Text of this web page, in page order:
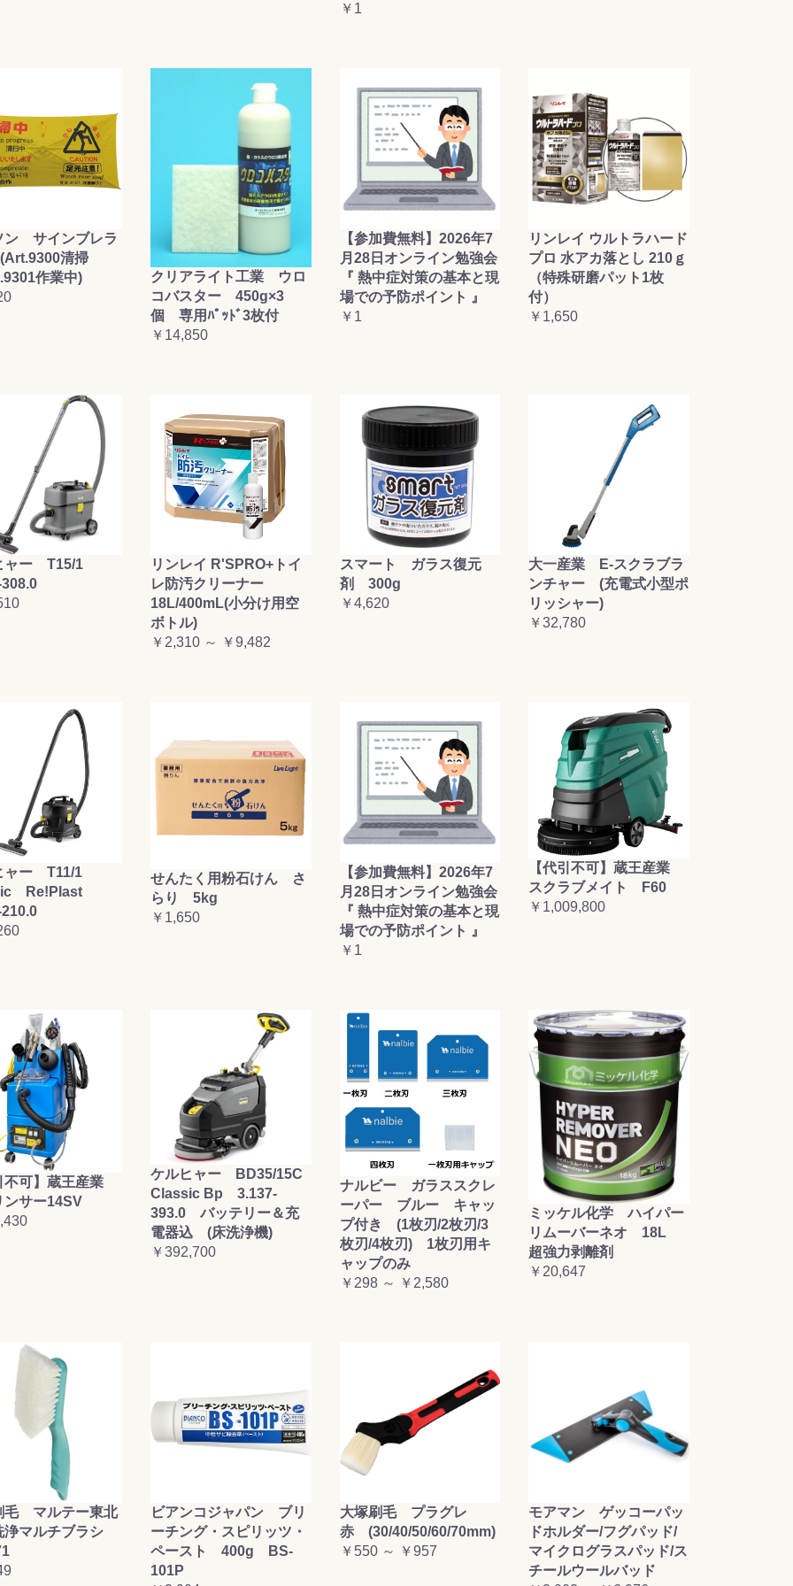
￥1
ン サインブレラ
清掃
作業中)
クリアライト工業 ウロ
コバスター 450g×3
個 専用ﾊﾟｯﾄﾞ3枚付
￥14,850
【参加費無料】2026年7
月28日オンライン勉強会
『 熱中症対策の基本と現
場での予防ポイント 』
￥1
リンレイ ウルトラハード
プロ 水アカ落とし 210ｇ
（特殊研磨パット1枚
付）
￥1,650
ャー T15/1
リンレイ R'SPRO+トイ
レ防汚クリーナー
18L/400mL(小分け用空
ボトル)
￥2,310 ～ ￥9,482
スマート ガラス復元
剤 300g
￥4,620
大一産業 E-スクラブラ
ンチャー (充電式小型ポ
リッシャー)
￥32,780
ャー T11/1
Re!Plast
せんたく用粉石けん さ
らり 5kg
￥1,650
【参加費無料】2026年7
月28日オンライン勉強会
『 熱中症対策の基本と現
場での予防ポイント 』
￥1
【代引不可】蔵王産業
スクラブメイト F60
￥1,009,800
不可】蔵王産業
ンサー14SV
ケルヒャー BD35/15C
Classic Bp 3.137-
393.0 バッテリー＆充
電器込 (床洗浄機)
￥392,700
ナルビー ガラススクレ
ーパー ブルー キャッ
プ付き (1枚刃/2枚刃/3
枚刃/4枚刃) 1枚刃用キ
ャップのみ
￥298 ～ ￥2,580
ミッケル化学 ハイパー
リムーバーネオ 18L
超強力剥離剤
￥20,647
毛 マルテー東北
浄マルチブラシ
ビアンコジャパン ブリ
ーチング・スピリッツ・
ペースト 400g BS-
101P
大塚刷毛 プラグレ
赤 (30/40/50/60/70mm)
￥550 ～ ￥957
モアマン ゲッコーパッ
ドホルダー/フグパッド/
マイクログラスパッド/ス
チールウールバッド